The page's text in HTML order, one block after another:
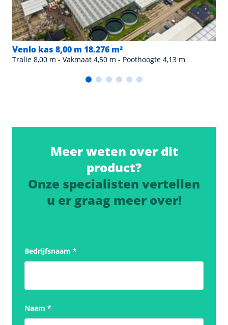
Venlo kas 8,00 m 18.276 m²
Tralie 8,00 m - Vakmaat 4,50 m - Poothoogte 4,13 m
Meer weten over dit
product?
Onze specialisten vertellen
u er graag meer over!
Bedrijfsnaam *
Naam *